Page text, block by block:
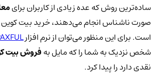
ساده‌ترین روش که عده زیادی از کاربران برای
صورت ناشناس انجام می‌دهند، خرید بیت
است. برای این منظور می‌توان از نرم افزارPAXFUL
شخص نزدیک به شما را که مایل بهفروش بیت
نقدی دارد را پیدا کرد.